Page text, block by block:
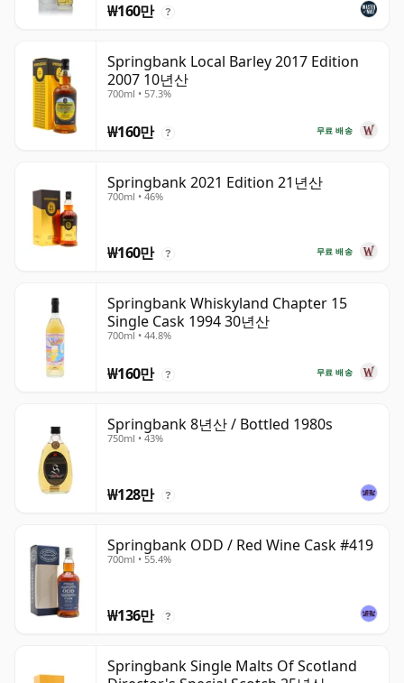
₩160만 ?
Springbank Local Barley 2017 Edition
2007 10년산
700ml • 57.3%
무료 배송
₩160만 ?
Springbank 2021 Edition 21년산
700ml • 46%
무료 배송
₩160만 ?
Springbank Whiskyland Chapter 15
Single Cask 1994 30년산
700ml • 44.8%
무료 배송
₩160만 ?
Springbank 8년산 / Bottled 1980s
750ml • 43%
₩128만 ?
Springbank ODD / Red Wine Cask #419
700ml • 55.4%
₩136만 ?
Springbank Single Malts Of Scotland